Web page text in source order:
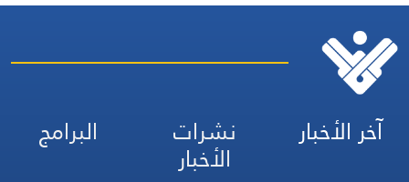
آخر الأخبار نشرات
الأخبار
البرامج